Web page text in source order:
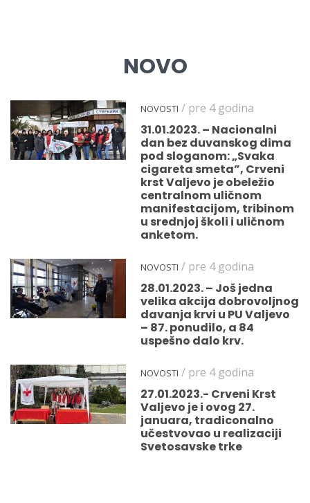
NOVO
NOVOSTI / pre 4 godina
31.01.2023. – Nacionalni
dan bez duvanskog dima
pod sloganom: „Svaka
cigareta smeta”, Crveni
krst Valjevo je obeležio
centralnom uličnom
manifestacijom, tribinom
u srednjoj školi i uličnom
anketom.
NOVOSTI / pre 4 godina
28.01.2023. – Još jedna
velika akcija dobrovoljnog
davanja krvi u PU Valjevo
– 87. ponudilo, a 84
uspešno dalo krv.
NOVOSTI / pre 4 godina
27.01.2023.- Crveni Krst
Valjevo je i ovog 27.
januara, tradiconalno
učestvovao u realizaciji
Svetosavske trke